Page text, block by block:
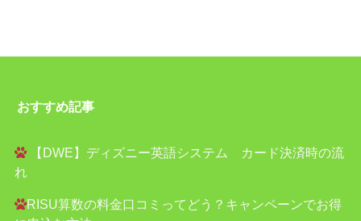
おすすめ記事
【DWE】ディズニー英語システム カード決済時の流
れ
RISU算数の料金口コミってどう？キャンペーンでお得